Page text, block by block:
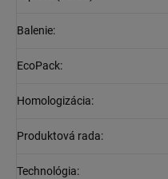
Balenie:
EcoPack:
Homologizácia:
Produktová rada:
Technológia: